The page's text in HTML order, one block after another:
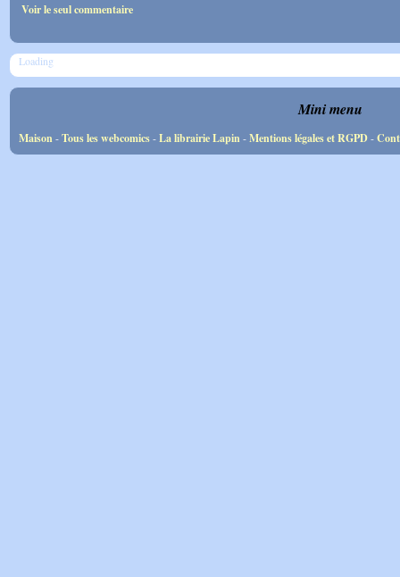
Voir le seul commentaire
Loading
Mini menu
Maison-Tous les webcomics-La librairie Lapin-Mentions légales et RGPD-